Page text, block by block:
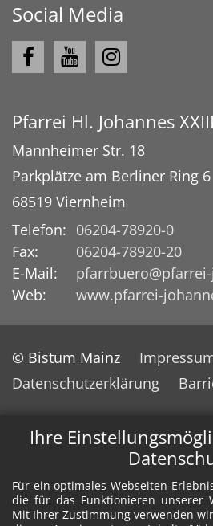
Ihre
Für ein optimales Webseiten-
die für das Funktionieren unserer
Mit Ihrer Zustimmung verwenden
Social Media
Pfarrei Hl. Johannes
Mannheimer Str. 18
Parkplätze am Berliner Ring 6
68519 Viernheim
Telefon: 06204-78920-0
Fax:
06204-78920-20
E-Mail:
Web:
www.pfarrei-
© Bistum Mainz
Datenschutzerklärung